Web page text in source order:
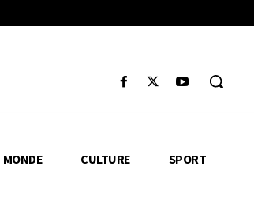
MONDE CULTURE SPORT